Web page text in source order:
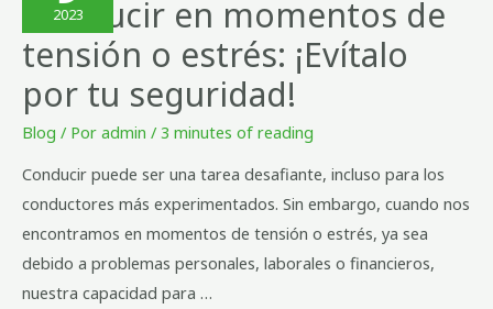
2023
Conducir en momentos de
tensión o estrés: ¡Evítalo
por tu seguridad!
Blog / Por admin / 3 minutes of reading
Conducir puede ser una tarea desafiante, incluso para los
conductores más experimentados. Sin embargo, cuando nos
encontramos en momentos de tensión o estrés, ya sea
debido a problemas personales, laborales o financieros,
nuestra capacidad para …